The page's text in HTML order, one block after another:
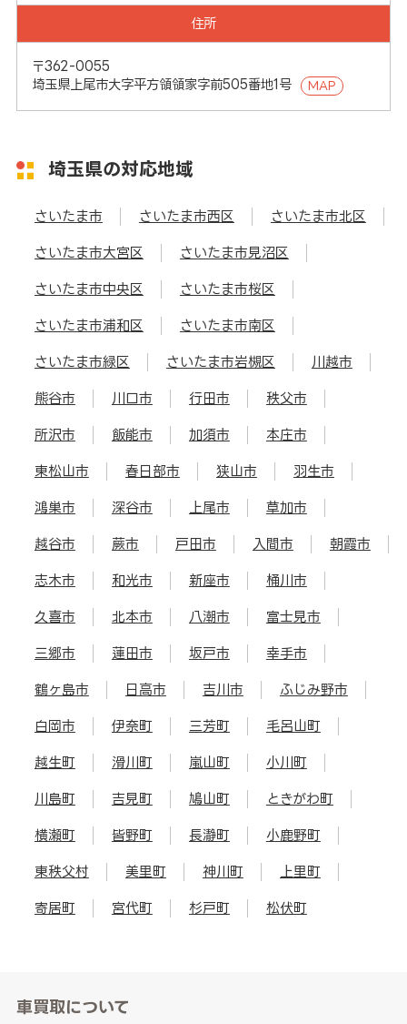
住所
〒362-0055
埼玉県上尾市大字平方領領家字前505番地1号
MAP
埼玉県の対応地域
さいたま市 さいたま市西区 さいたま市北区
さいたま市大宮区 さいたま市見沼区
さいたま市中央区 さいたま市桜区
さいたま市浦和区 さいたま市南区
さいたま市緑区 さいたま市岩槻区 川越市
熊谷市 川口市 行田市 秩父市
所沢市 飯能市 加須市 本庄市
東松山市 春日部市 狭山市 羽生市
鴻巣市 深谷市 上尾市 草加市
越谷市 蕨市 戸田市 入間市 朝霞市
志木市 和光市 新座市 桶川市
久喜市 北本市 八潮市 富士見市
三郷市 蓮田市 坂戸市 幸手市
鶴ヶ島市 日高市 吉川市 ふじみ野市
白岡市 伊奈町 三芳町 毛呂山町
越生町 滑川町 嵐山町 小川町
川島町 吉見町 鳩山町 ときがわ町
横瀬町 皆野町 長瀞町 小鹿野町
東秩父村 美里町 神川町 上里町
寄居町 宮代町 杉戸町 松伏町
車買取について